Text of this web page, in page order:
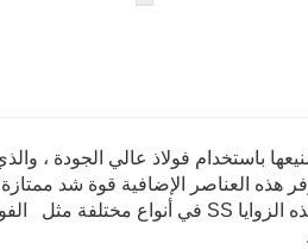
باستخدام فولاذ عالي الجودة ،
توفر هذه العناصر الإضافية قوة شد